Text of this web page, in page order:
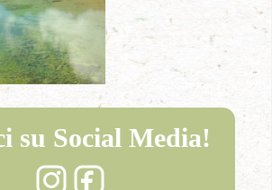
su Social Media!